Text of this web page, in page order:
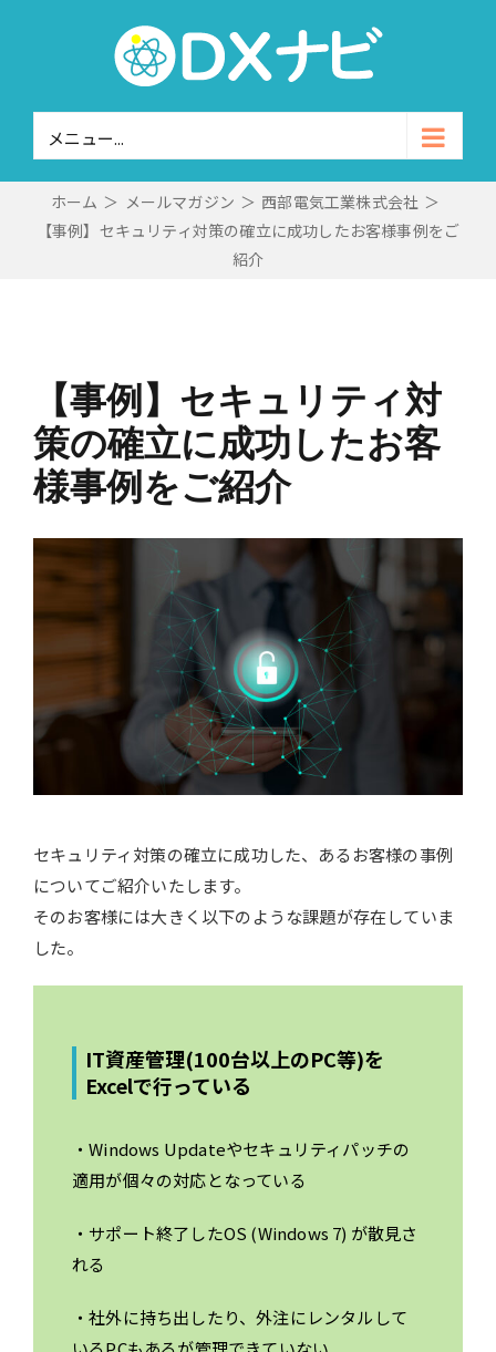
メニュー...
ホーム ＞ メールマガジン ＞ 西部電気工業株式会社 ＞
【事例】セキュリティ対策の確立に成功したお客様事例をご
紹介
【事例】セキュリティ対
策の確立に成功したお客
様事例をご紹介
セキュリティ対策の確立に成功した、あるお客様の事例
についてご紹介いたします。
そのお客様には大きく以下のような課題が存在していま
した。
IT資産管理(100台以上のPC等)を
Excelで行っている
・Windows Updateやセキュリティパッチの
適用が個々の対応となっている
・サポート終了したOS (Windows 7) が散見さ
れる
・社外に持ち出したり、外注にレンタルして